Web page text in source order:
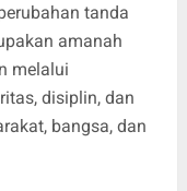
tanda
amanah
melalui
disiplin, dan
bangsa, dan